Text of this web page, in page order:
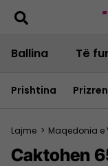
Ballina Të
Prishtina
Lajme > Maqedonia e
Caktohen